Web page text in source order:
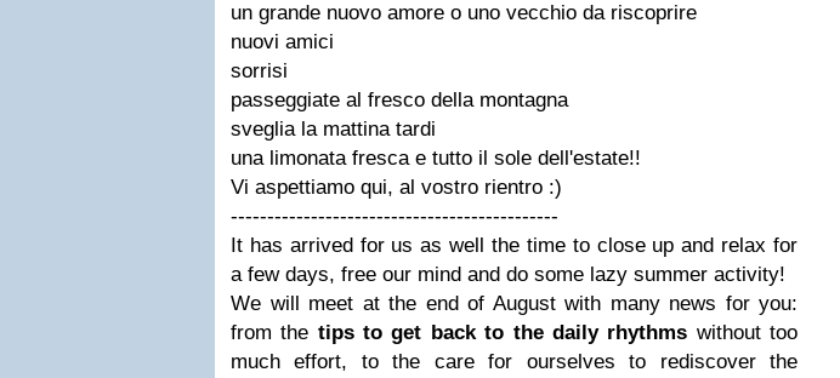
un grande nuovo amore o uno vecchio da riscoprire
nuovi amici
sorrisi
passeggiate al fresco della montagna
sveglia la mattina tardi
una limonata fresca e tutto il sole dell'estate!!
Vi aspettiamo qui, al vostro rientro :)
---------------------------------------------
It has arrived for us as well the time to close up and relax for
a few days, free our mind and do some lazy summer activity!
We will meet at the end of August with many news for you:
from the tips to get back to the dailyrhythms without too
much effort, to the care for ourselves to rediscover the